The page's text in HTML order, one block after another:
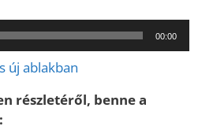
00:00
új ablakban
részletéről, benne a